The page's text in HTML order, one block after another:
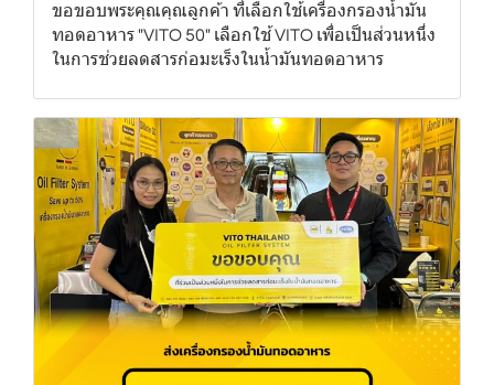
ขอขอบพระคุณคุณลูกค้า ที่เลือกใช้เครื่องกรองน้ำมัน
ทอดอาหาร "VITO 50" เลือกใช้ VITO เพื่อเป็นส่วนหนึ่ง
ในการช่วยลดสารก่อมะเร็งในน้ำมันทอดอาหาร